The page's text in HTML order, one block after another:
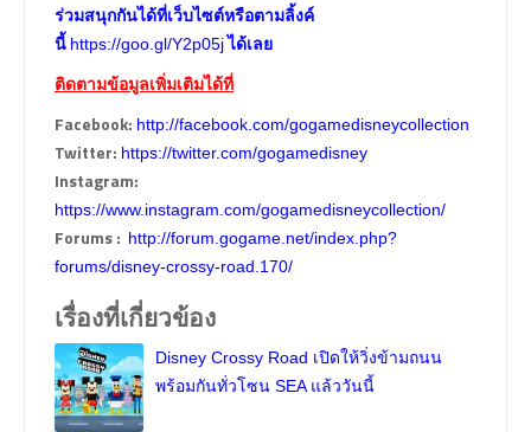
ร่วมสนุกกันได้ที่เว็บไซต์หรือตามลิ้งค์
นี้ https://goo.gl/Y2p05jได้เลย
ติดตามข้อมูลเพิ่มเติมได้ที่
Facebook: http://facebook.com/gogamedisneycollection
Twitter: https://twitter.com/gogamedisney
Instagram:
https://www.instagram.com/gogamedisneycollection/
Forums : http://forum.gogame.net/index.php?
forums/disney-crossy-road.170/
เรื่องที่เกี่ยวข้อง
Disney Crossy Road เปิดให้วิ่งข้ามถนน
พร้อมกันทั่วโซน SEA แล้ววันนี้